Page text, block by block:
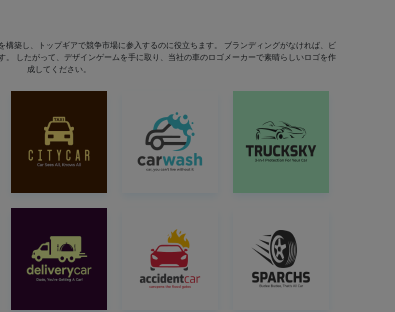
築し、トップギアで競争市場に参入するのに役立ちます。 ブランディングがなければ、ビ
したがって、デザインゲームを手に取り、当社の車のロゴメーカーで素晴らしいロゴを作
成してください。